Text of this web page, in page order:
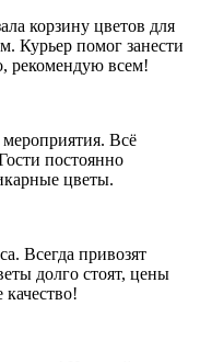
корзину цветов для
Курьер помог занести
рекомендую всем!
Всё
постоянно
цветы.
Всегда привозят
долго стоят, цены